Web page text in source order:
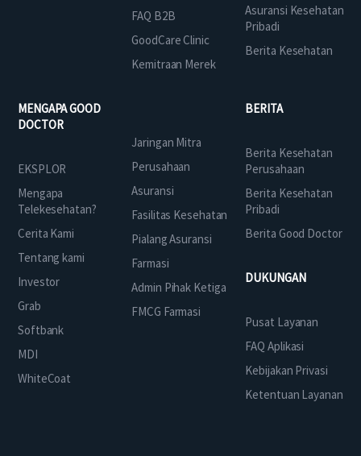
FAQ B2B
GoodCare Clinic
Kemitraan Merek
Asuransi Kesehatan
Pribadi
Berita Kesehatan
MENGAPA GOOD
DOCTOR
EKSPLOR
Mengapa
Telekesehatan?
Cerita Kami
Tentang kami
Investor
Grab
Softbank
MDI
WhiteCoat
Jaringan Mitra
Perusahaan
Asuransi
Fasilitas Kesehatan
Pialang Asuransi
Farmasi
Admin Pihak Ketiga
FMCG Farmasi
BERITA
Berita Kesehatan
Perusahaan
Berita Kesehatan
Pribadi
Berita Good Doctor
DUKUNGAN
Pusat Layanan
FAQ Aplikasi
Kebijakan Privasi
Ketentuan Layanan